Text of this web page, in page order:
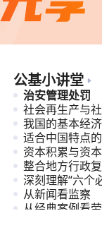
公基小讲堂
治安管理处罚
社会再生产与
我国的基本经
适合中国特点
资本积累与资
整合地方行政
深刻理解“六个
从新闻看监察
从经典案例看